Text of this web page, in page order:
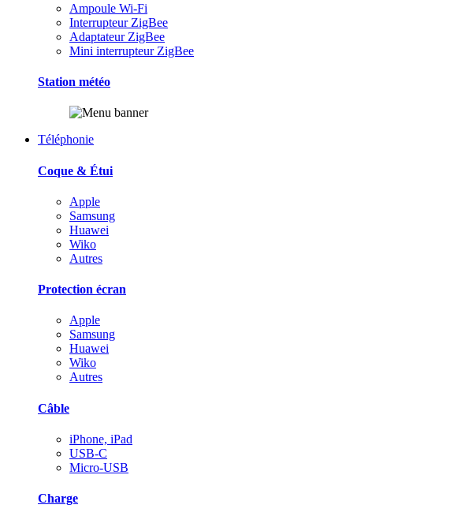
Ampoule Wi-Fi
Interrupteur ZigBee
Adaptateur ZigBee
Mini interrupteur ZigBee
Station météo
Téléphonie
Coque & Étui
Apple
Samsung
Huawei
Wiko
Autres
Protection écran
Apple
Samsung
Huawei
Wiko
Autres
Câble
iPhone, iPad
USB-C
Micro-USB
Charge